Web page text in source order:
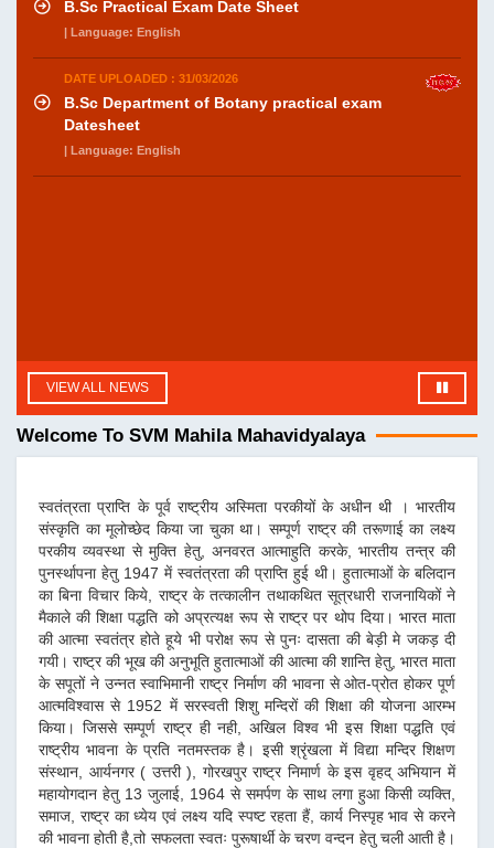
B.Sc Practical Exam Date Sheet
| Language: English
B.Sc Department of Botany practical exam
Datesheet
| Language: English
DATE UPLOADED : 31/03/2026
VIEW ALL NEWS
Welcome To SVM Mahila Mahavidyalaya
स्वतंत्रता प्राप्ति के पूर्व राष्ट्रीय अस्मिता परकीयों के अधीन थी । भारतीय
संस्कृति का मूलोच्छेद किया जा चुका था। सम्पूर्ण राष्ट्र की तरूणाई का लक्ष्य
परकीय व्यवस्था से मुक्ति हेतु, अनवरत आत्माहुति करके, भारतीय तन्त्र की
पुनर्स्थापना हेतु 1947 में स्वतंत्रता की प्राप्ति हुई थी। हुतात्माओं के बलिदान
का बिना विचार किये, राष्ट्र के तत्कालीन तथाकथित सूत्रधारी राजनायिकों ने
मैकाले की शिक्षा पद्धति को अप्रत्यक्ष रूप से राष्ट्र पर थोप दिया। भारत माता
की आत्मा स्वतंत्र होते हूये भी परोक्ष रूप से पुनः दासता की बेड़ी मे जकड़ दी
गयी। राष्ट्र की भूख की अनुभूति हुतात्माओं की आत्मा की शान्ति हेतु, भारत माता
के सपूतों ने उन्नत स्वाभिमानी राष्ट्र निर्माण की भावना से ओत-प्रोत होकर पूर्ण
आत्मविश्वास से 1952 में सरस्वती शिशु मन्दिरों की शिक्षा की योजना आरम्भ
किया। जिससे सम्पूर्ण राष्ट्र ही नही, अखिल विश्व भी इस शिक्षा पद्धति एवं
राष्ट्रीय भावना के प्रति नतमस्तक है। इसी श्रृंखला में विद्या मन्दिर शिक्षण
संस्थान, आर्यनगर ( उत्तरी ), गोरखपुर राष्ट्र निमार्ण के इस वृहद् अभियान में
महायोगदान हेतु 13 जुलाई, 1964 से समर्पण के साथ लगा हुआ किसी व्यक्ति,
समाज, राष्ट्र का ध्येय एवं लक्ष्य यदि स्पष्ट रहता हैं, कार्य निस्पृह भाव से करने
की भावना होती है,तो सफलता स्वतः पुरूषार्थी के चरण वन्दन हेतु चली आती है।